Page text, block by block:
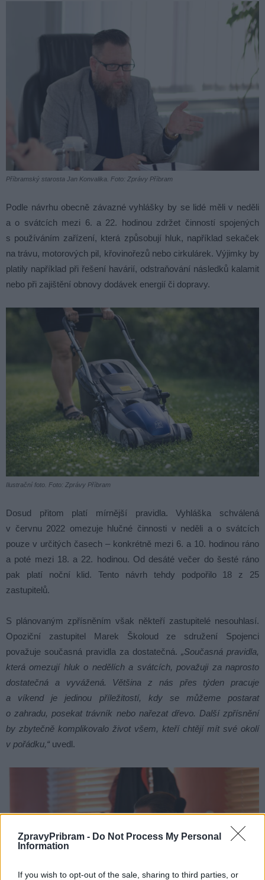
ZpravyPribram - Do Not Process My Personal
Information
If you wish to opt-out of the sale, sharing to third parties, or
Příbramský starosta Jan Konvalika. Foto: Zprávy Příbram
Podle návrhu obecně závazné vyhlášky by se lidé měli v neděli
a o svátcích mezi 6. a 22. hodinou zdržet činností spojených
s používáním zařízení, která způsobují hluk, například sekaček
na trávu, motorových pil, křovinořezů nebo cirkulárek. Výjimky by
platily například při řešení havárií, odstraňování následků kalamit
nebo při zajištění obnovy dodávek energií či dopravy.
Ilustrační foto. Foto: Zprávy Příbram
Dosud přitom platí mírnější pravidla. Vyhláška schválená
v červnu 2022 omezuje hlučné činnosti v neděli a o svátcích
pouze v určitých časech – konkrétně mezi 6. a 10. hodinou ráno
a poté mezi 18. a 22. hodinou. Od desáté večer do šesté ráno
pak platí noční klid. Tento návrh tehdy podpořilo 18 z 25
zastupitelů.
S plánovaným zpřísněním však někteří zastupitelé nesouhlasí.
Opoziční zastupitel Marek Školoud ze sdružení Spojenci
považuje současná pravidla za dostatečná. „Současná pravidla,
která omezují hluk o nedělích a svátcích, považuji za naprosto
dostatečná a vyvážená. Většina z nás přes týden pracuje
a víkend je jedinou příležitostí, kdy se můžeme postarat
o zahradu, posekat trávník nebo nařezat dřevo. Další zpřísnění
by zbytečně komplikovalo život všem, kteří chtějí mít své okolí
v pořádku,“ uvedl.